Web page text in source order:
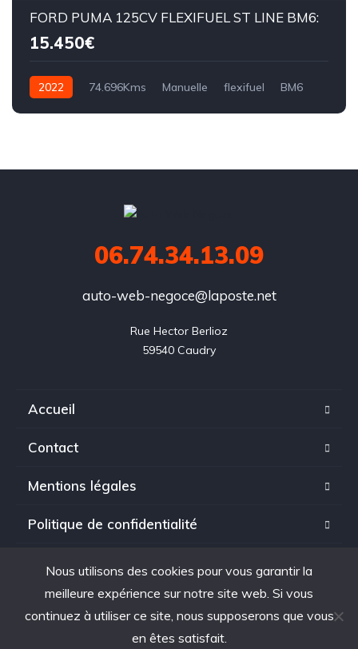
FORD PUMA 125CV FLEXIFUEL ST LINE BM6:
15.450€
2022 74.696Kms Manuelle flexifuel BM6
06.74.34.13.09
auto-web-negoce@laposte.net
Rue Hector Berlioz
59540 Caudry
Accueil
Contact
Mentions légales
Politique de confidentialité
Copyright © 2025. tous droits réservés à Auto Web Negoce.
Nous utilisons des cookies pour vous garantir la
meilleure expérience sur notre site web. Si vous
continuez à utiliser ce site, nous supposerons que vous
en êtes satisfait.